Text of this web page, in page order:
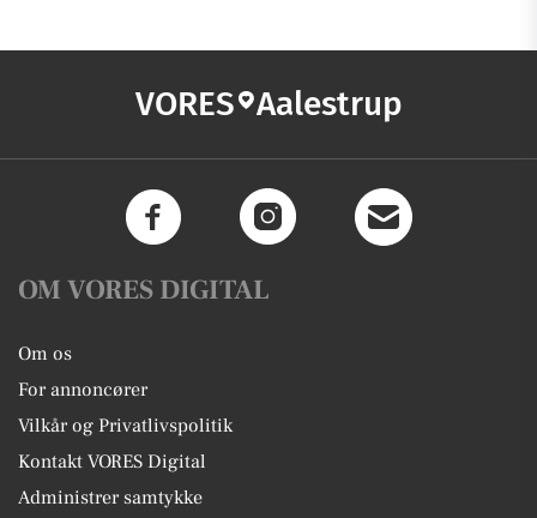
VORES Aalestrup
OM VORES DIGITAL
Om os
For annoncører
Vilkår og Privatlivspolitik
Kontakt VORES Digital
Administrer samtykke